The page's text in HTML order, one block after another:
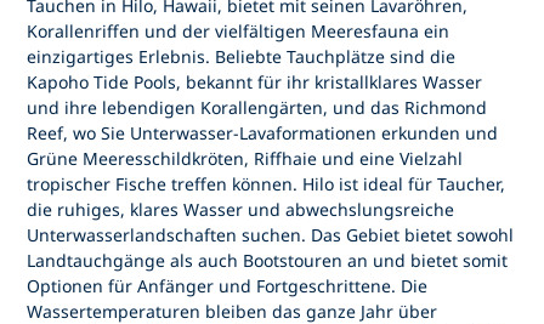
Tauchen in Hilo, Hawaii, bietet mit seinen Lavaröhren,
Korallenriffen und der vielfältigen Meeresfauna ein
einzigartiges Erlebnis. Beliebte Tauchplätze sind die
Kapoho Tide Pools, bekannt für ihr kristallklares Wasser
und ihre lebendigen Korallengärten, und das Richmond
Reef, wo Sie Unterwasser-Lavaformationen erkunden und
Grüne Meeresschildkröten, Riffhaie und eine Vielzahl
tropischer Fische treffen können. Hilo ist ideal für Taucher,
die ruhiges, klares Wasser und abwechslungsreiche
Unterwasserlandschaften suchen. Das Gebiet bietet sowohl
Landtauchgänge als auch Bootstouren an und bietet somit
Optionen für Anfänger und Fortgeschrittene. Die
Wassertemperaturen bleiben das ganze Jahr über